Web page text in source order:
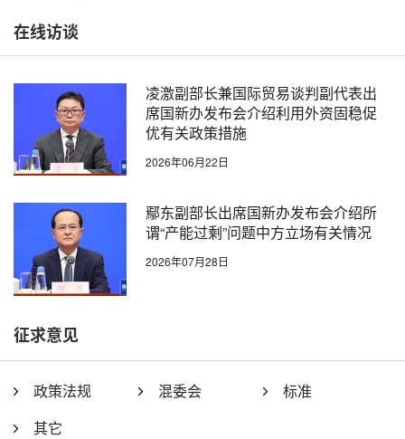
在线访谈
凌激副部长兼国际贸易谈判副代表出
席国新办发布会介绍利用外资固稳促
优有关政策措施
2026年06月22日
鄢东副部长出席国新办发布会介绍所
谓“产能过剩”问题中方立场有关情况
2026年07月28日
征求意见
政策法规 混委会
标准
其它